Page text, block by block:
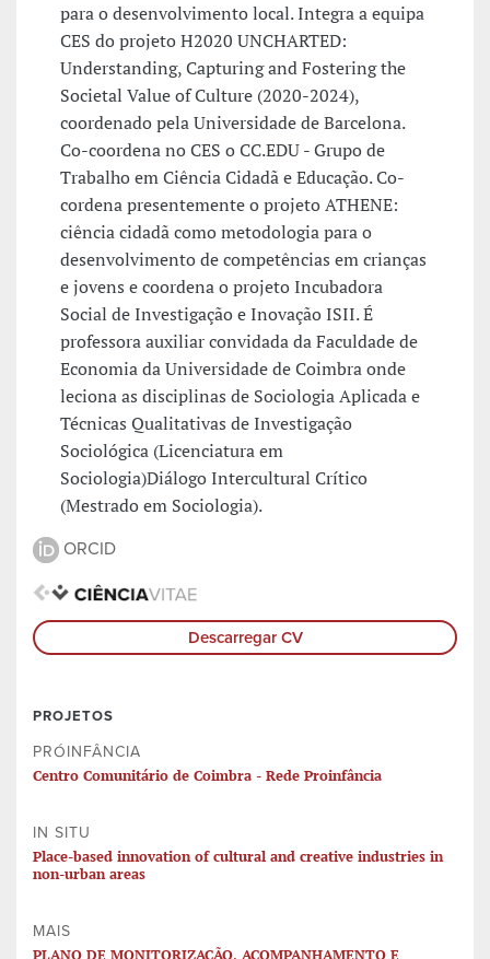
para o desenvolvimento local. Integra a equipa
CES do projeto H2020 UNCHARTED:
Understanding, Capturing and Fostering the
Societal Value of Culture (2020-2024),
coordenado pela Universidade de Barcelona.
Co-coordena no CES o CC.EDU - Grupo de
Trabalho em Ciência Cidadã e Educação. Co-
cordena presentemente o projeto ATHENE:
ciência cidadã como metodologia para o
desenvolvimento de competências em crianças
e jovens e coordena o projeto Incubadora
Social de Investigação e Inovação ISII. É
professora auxiliar convidada da Faculdade de
Economia da Universidade de Coimbra onde
leciona as disciplinas de Sociologia Aplicada e
Técnicas Qualitativas de Investigação
Sociológica (Licenciatura em
Sociologia)Diálogo Intercultural Crítico
(Mestrado em Sociologia).
ORCID
Descarregar CV
PROJETOS
PRÓINFÂNCIA
Centro Comunitário de Coimbra - Rede Proinfância
IN SITU
Place-based innovation of cultural and creative industries in
non-urban areas
MAIS
PLANO DE MONITORIZAÇÃO, ACOMPANHAMENTO E